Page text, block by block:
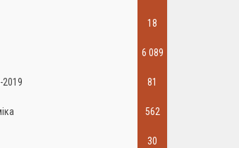
18
6 089
2019 81
562
30